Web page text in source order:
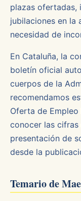
plazas ofertadas,
jubilaciones en la
necesidad de
En Cataluña, la
boletín oficial
cuerpos de la
recomendamos
Oferta de Empleo
conocer las
presentación de
desde la
Temario de